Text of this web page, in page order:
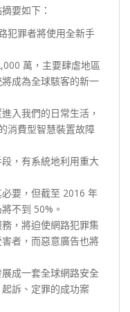
要如下：
犯罪者將使用全新手
萬，主要肆虐地區
成為全球駭客的新一
入我們的日常生活，
消費型智慧裝置故障
，有系統地利用重大
要，但截至 2016 年
不到 50%。
，將迫使網路犯罪集
者，而惡意廣告也將
成一套全球網路安全
訴、定罪的成功案